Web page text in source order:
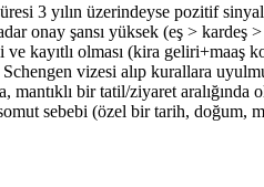
3 yılın üzerindeyse pozitif
onay şansı yüksek (eş > kardeş
kayıtlı olması (kira geliri+maaş
vizesi alıp kurallara
mantıklı bir tatil/ziyaret aralığında
sebebi (özel bir tarih, doğum,